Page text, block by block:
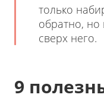
только
обратно,
сверх него.
9